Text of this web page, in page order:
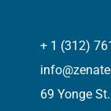
+ 1 (312)
69 Yonge